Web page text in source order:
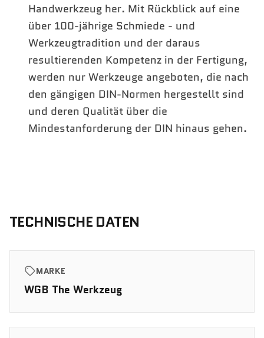
Handwerkzeug her. Mit Rückblick auf eine
über 100-jährige Schmiede - und
Werkzeugtradition und der daraus
resultierenden Kompetenz in der Fertigung,
werden nur Werkzeuge angeboten, die nach
den gängigen DIN-Normen hergestellt sind
und deren Qualität über die
Mindestanforderung der DIN hinaus gehen.
TECHNISCHE DATEN
MARKE
WGB The Werkzeug